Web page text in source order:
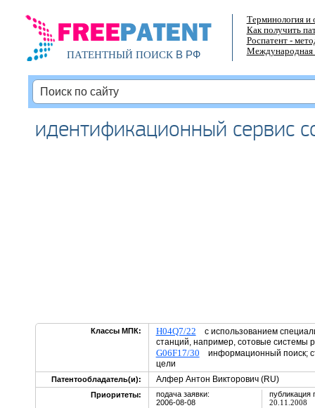
ПАТЕНТНЫЙ ПОИСКВ РФ
Терминология и
Как получить
Роспатент -
Международная
идентификационный сервис
Классы МПК: H04Q7/22 с использованием
станций, например, сотовые системы
G06F17/30 информационный поиск;
цели
Патентообладатель(и): Алфер Антон Викторович (RU)
Приоритеты:
подача заявки:
2006-08-08
публикация
20.11.2008